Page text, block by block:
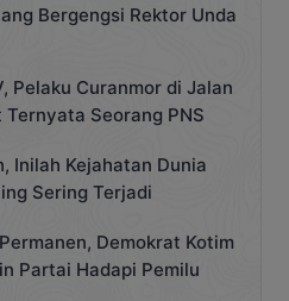
Bergengsi Rektor Unda
Pelaku Curanmor di Jalan
Seorang PNS
Inilah Kejahatan Dunia
Sering Terjadi
Demokrat Kotim
Partai Hadapi Pemilu